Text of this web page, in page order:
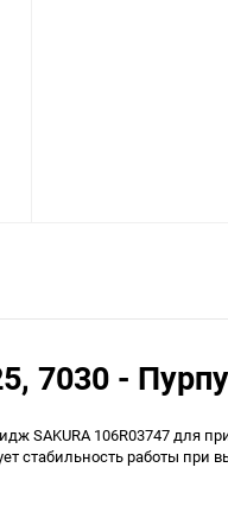
7030 -
106R03747 для
стабильность работы при